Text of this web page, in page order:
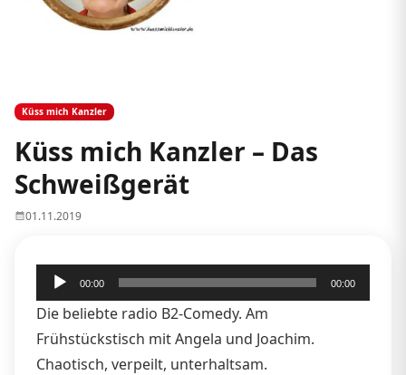
Küss mich Kanzler
Küss mich Kanzler – Das
Schweißgerät
01.11.2019
Audio-
Player
00:00 00:00
Die beliebte radio B2-Comedy. Am
Frühstückstisch mit Angela und Joachim.
Chaotisch, verpeilt, unterhaltsam.